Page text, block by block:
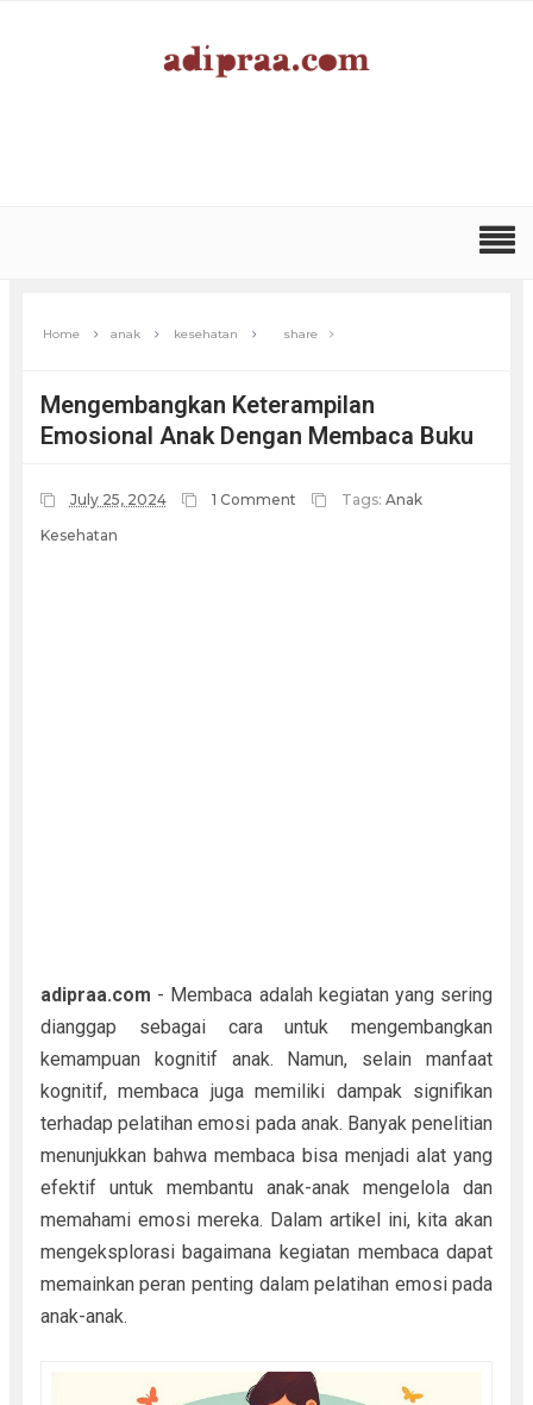
Home anak kesehatan share
Mengembangkan Keterampilan
Emosional Anak Dengan Membaca Buku
July 25, 2024 1 Comment Tags: Anak
Kesehatan
adipraa.com - Membaca adalah kegiatan yang sering
dianggap sebagai cara untuk mengembangkan
kemampuan kognitif anak. Namun, selain manfaat
kognitif, membaca juga memiliki dampak signifikan
terhadap pelatihan emosi pada anak. Banyak penelitian
menunjukkan bahwa membaca bisa menjadi alat yang
efektif untuk membantu anak-anak mengelola dan
memahami emosi mereka. Dalam artikel ini, kita akan
mengeksplorasi bagaimana kegiatan membaca dapat
memainkan peran penting dalam pelatihan emosi pada
anak-anak.